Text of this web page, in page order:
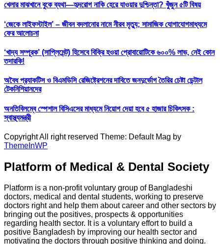
খেলার মাঝখানে বুকে ব্যথা—হৃদরোগ নাকি হেরে যাওয়ার দুশ্চিন্তা? খুঁজুন ৫টি বিষয়
‘জেকে লাইফস্টাইল’ – জীবন বদলানোর নামে নীরব মৃত্যু; সামাজিক যোগাযোগমাধ্যমে
ফের আলোচনা
‘খাদ্য সম্পূরক’ (সাপ্লিমেন্ট) হিসেবে বিক্রি হওয়া প্রোবায়োটিকে ৬০০% লাভ, নেই কোন
তদারকি!
অবৈধ প্র‍্যাকটিস ও বিএমডিসি রেজিষ্ট্রেশনের দাবিতে জনদুর্ভোগ তৈরির চেষ্টা ডেন্টাল
টেকনিশিয়ানদের
অনতিবিলম্বে স্পেশাল বিসিএসের মাধ্যমে নিয়োগ দেয়া হবে ৫ হাজার চিকিৎসক :
স্বাস্থ্যমন্ত্রী
Copyright All right reserved Theme: Default Mag by
ThemeInWP
Platform of Medical & Dental Society
Platform is a non-profit voluntary group of Bangladeshi
doctors, medical and dental students, working to preserve
doctors right and help them about career and other sectors by
bringing out the positives, prospects & opportunities
regarding health sector. It is a voluntary effort to build a
positive Bangladesh by improving our health sector and
motivating the doctors through positive thinking and doing.